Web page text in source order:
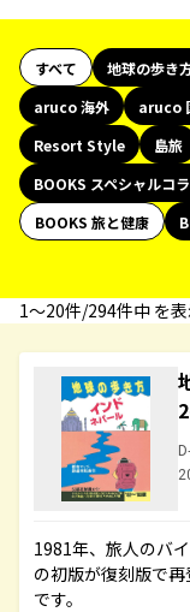
すべて 地球の歩き
aruco 海外
aruco
Resort Style
島旅
BOOKS スペシャルコ
BOOKS 旅と健康
1〜20件/294件中 を
1981年、旅人のバ
の初版が復刻版で
です。